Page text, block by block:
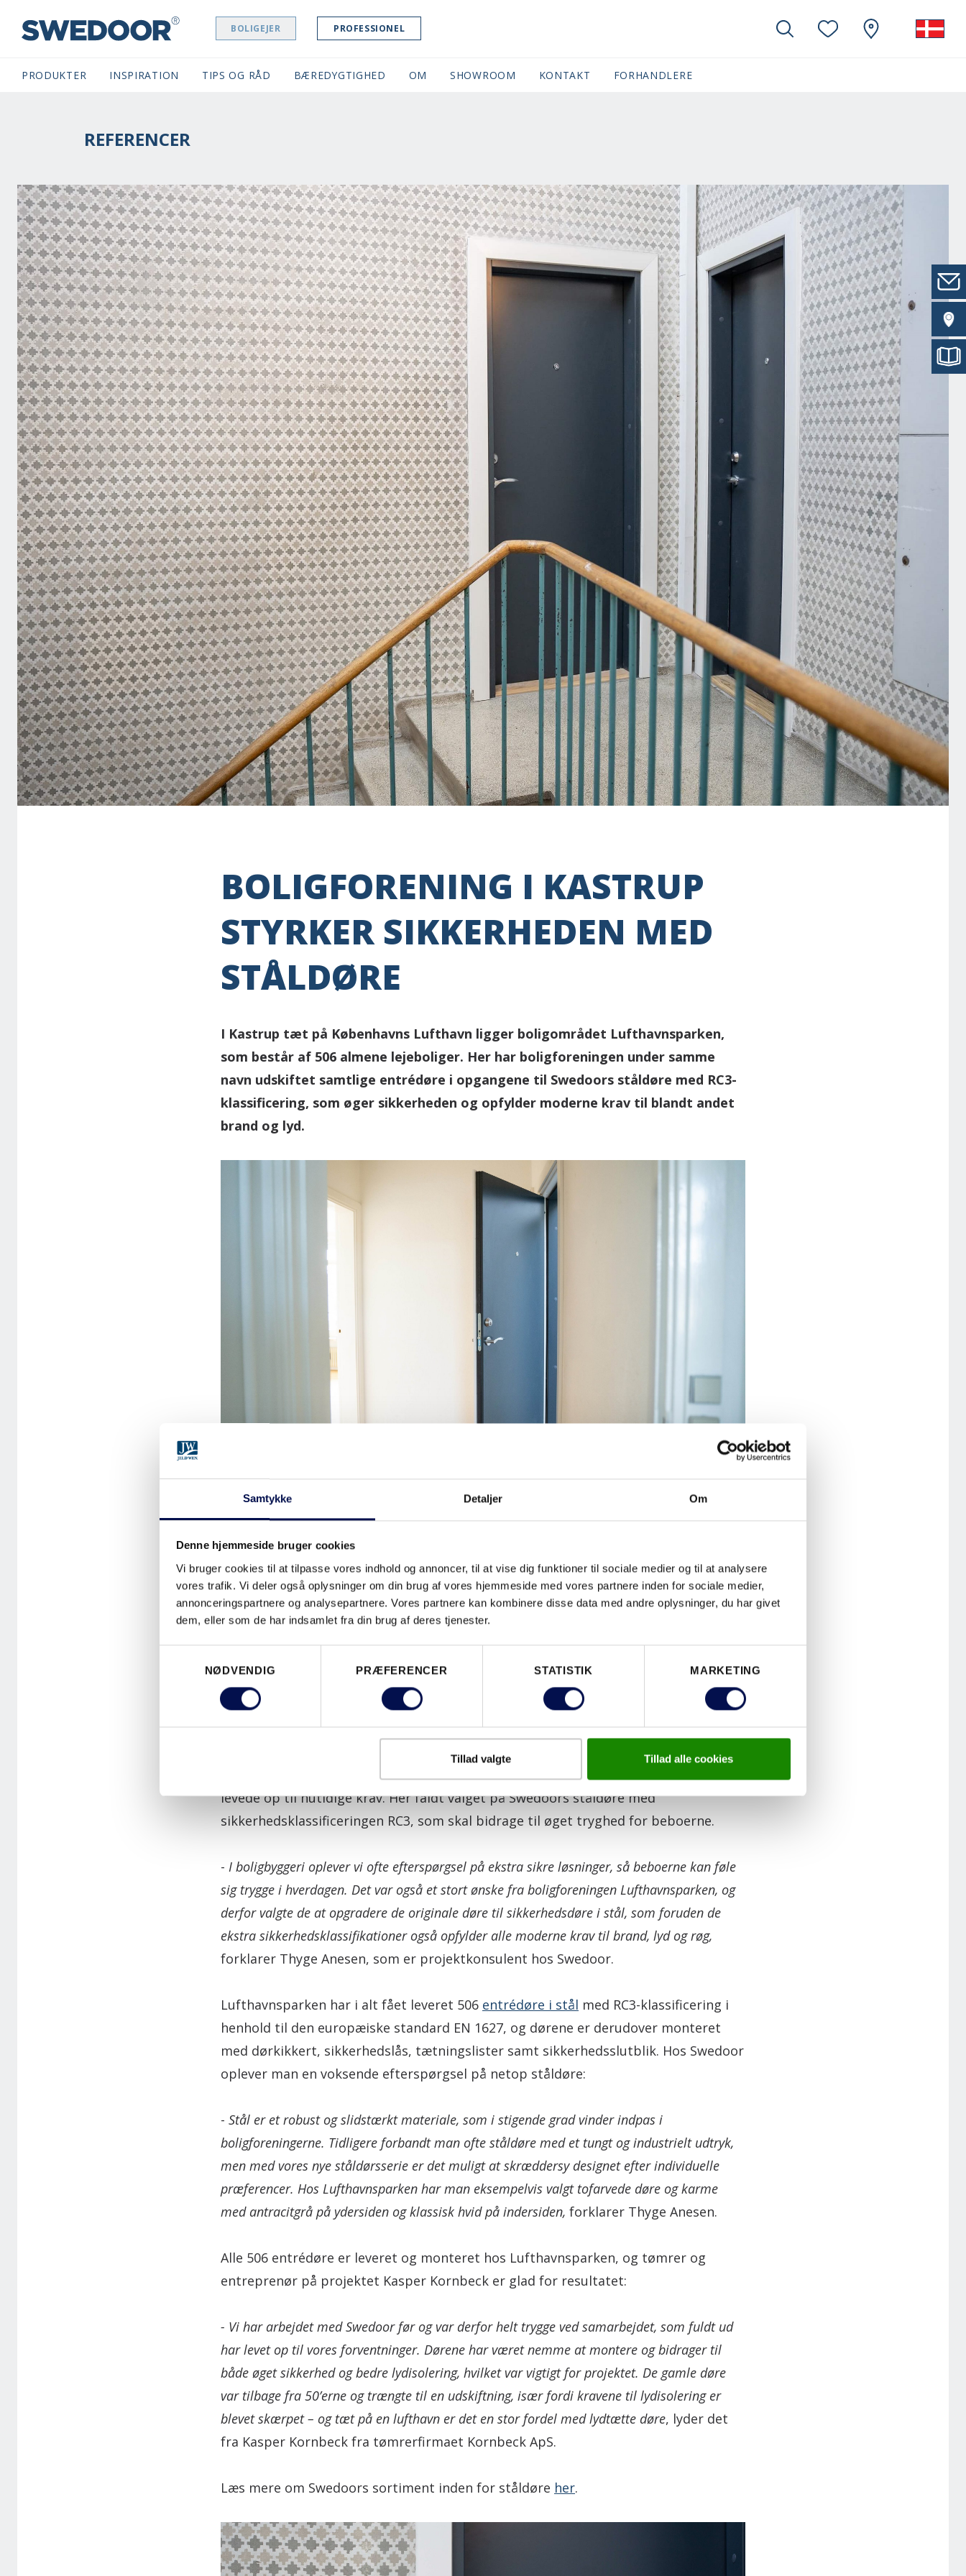
Samtykke Detaljer Om
Denne hjemmeside bruger cookies
Vi bruger cookies til at tilpasse vores indhold og annoncer, til at vise dig funktioner til sociale medier og til at analysere
vores trafik. Vi deler også oplysninger om din brug af vores hjemmeside med vores partnere inden for sociale medier,
annonceringspartnere og analysepartnere. Vores partnere kan kombinere disse data med andre oplysninger, du har givet
dem, eller som de har indsamlet fra din brug af deres tjenester.
NØDVENDIG
PRÆFERENCER STATISTIK MARKETING
Tillad valgte Tillad alle cookies
SWEDOOR NAVIGATION BOLIGEJER PROFESSIONEL
PRODUKTER INSPIRATION TIPS OG RÅD BÆREDYGTIGHED OM SHOWROOM (CURRENT)
KONTAKT FORHANDLERE
REFERENCER
BOLIGFORENING I KASTRUP
STYRKER SIKKERHEDEN MED
STÅLDØRE
I Kastrup tæt på Københavns Lufthavn ligger boligområdet Lufthavnsparken,
som består af 506 almene lejeboliger. Her har boligforeningen under samme
navn udskiftet samtlige entrédøre i opgangene til Swedoors ståldøre med RC3-
klassificering, som øger sikkerheden og opfylder moderne krav til blandt andet
brand og lyd.
På den nordøstlige del af Amager beliggende blot få kilometer fra Københavns
Lufthavn findes boligområdet Lufthavnsparken. Lufthavnsparken, der blev opført i
1951, består af 506 familieboliger i varierende størrelser, som fremstår originale,
men velholdte og i god stand.
har til formål at bevare lejlighedernes karakteristiske udtryk og samtidig opfylde
moderne, gældende lovkrav inden for brand, sikkerhed og lyd.
Første step i moderniseringen har været at udskifte de i alt 506 entrédøre i
opgangene, da de originale døre efterhånden viste tegn på slid og ikke længere
levede op til nutidige krav. Her faldt valget på Swedoors ståldøre med
sikkerhedsklassificeringen RC3, som skal bidrage til øget tryghed for beboerne.
- I boligbyggeri oplever vi ofte efterspørgsel på ekstra sikre løsninger, så beboerne kan føle
sig trygge i hverdagen. Det var også et stort ønske fra boligforeningen Lufthavnsparken, og
derfor valgte de at opgradere de originale døre til sikkerhedsdøre i stål, som foruden de
ekstra sikkerhedsklassifikationer også opfylder alle moderne krav til brand, lyd og røg,
forklarer Thyge Anesen, som er projektkonsulent hos Swedoor.
Lufthavnsparken har i alt fået leveret 506 entrédøre i stål med RC3-klassificering i
henhold til den europæiske standard EN 1627, og dørene er derudover monteret
med dørkikkert, sikkerhedslås, tætningslister samt sikkerhedsslutblik. Hos Swedoor
oplever man en voksende efterspørgsel på netop ståldøre:
- Stål er et robust og slidstærkt materiale, som i stigende grad vinder indpas i
boligforeningerne. Tidligere forbandt man ofte ståldøre med et tungt og industrielt udtryk,
men med vores nye ståldørsserie er det muligt at skræddersy designet efter individuelle
præferencer. Hos Lufthavnsparken har man eksempelvis valgt tofarvede døre og karme
med antracitgrå på ydersiden og klassisk hvid på indersiden, forklarer Thyge Anesen.
Alle 506 entrédøre er leveret og monteret hos Lufthavnsparken, og tømrer og
entreprenør på projektet Kasper Kornbeck er glad for resultatet:
- Vi har arbejdet med Swedoor før og var derfor helt trygge ved samarbejdet, som fuldt ud
har levet op til vores forventninger. Dørene har været nemme at montere og bidrager til
både øget sikkerhed og bedre lydisolering, hvilket var vigtigt for projektet. De gamle døre
var tilbage fra 50’erne og trængte til en udskiftning, især fordi kravene til lydisolering er
blevet skærpet – og tæt på en lufthavn er det en stor fordel med lydtætte døre, lyder det
fra Kasper Kornbeck fra tømrerfirmaet Kornbeck ApS.
Læs mere om Swedoors sortiment inden for ståldøre her.